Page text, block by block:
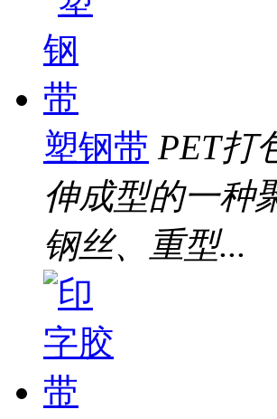
塑钢带 PET打
伸成型的一种
钢丝、重型...